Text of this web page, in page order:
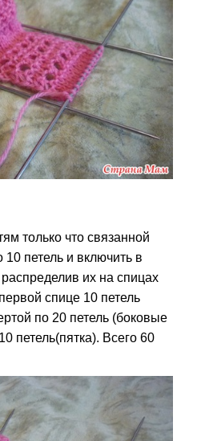
только что связанной
10 петель и включить в
их на спицах
спице 10 петель
по 20 петель (боковые
петель(пятка). Всего 60